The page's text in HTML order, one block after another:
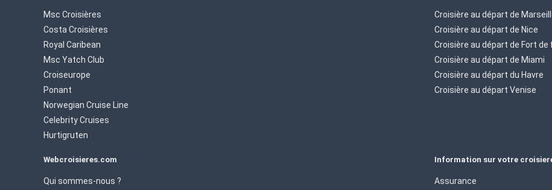
Msc Croisières
Costa Croisières
Royal Caribean
Msc Yatch Club
Croiseurope
Ponant
Norwegian Cruise Line
Celebrity Cruises
Hurtigruten
Croisière au départ de
Croisière au départ de Nice
Croisière au départ de Fort de
Croisière au départ de Miami
Croisière au départ du Havre
Croisière au départ Venise
Webcroisieres.com
Qui sommes-nous ?
Information sur votre
Assurance